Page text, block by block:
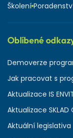
Školení
Oblíbené
Demoverze
Jak pracovat s
Aktualizace IS
Aktualizace
Aktuální legislativa